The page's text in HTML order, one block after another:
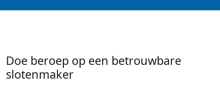
Doe beroep op een betrouwbare
slotenmaker